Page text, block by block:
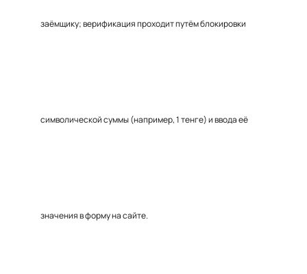
заёмщику; верификация проходит путём блокировки
символической суммы (например, 1 тенге) и ввода её
значения в форму на сайте.